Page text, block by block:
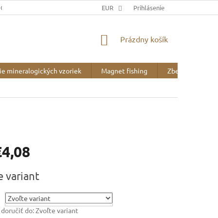
BLOG O NÁS
EUR Prihlásenie
NÁKUPNÝ
Prázdny košík
mineralogických vzoriek Magnet fishing
Zberateľské
variant
do:Zvoľte variant